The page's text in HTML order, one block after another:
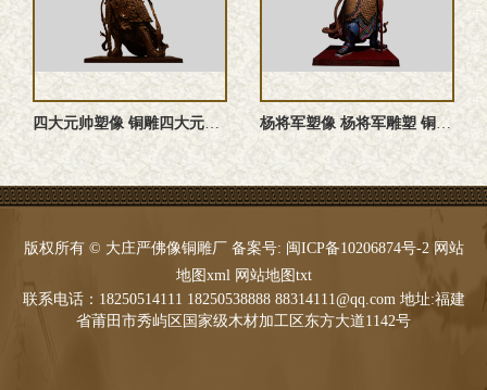
四大元帅塑像 铜雕四大元帅 四大元帅神像 四大元帅雕塑 杨将军塑像 杨将军雕塑 铜雕杨将军塑像 杨将军神像
版权所有 © 大庄严佛像铜雕厂 备案号: 闽ICP备10206874号-2 网站
地图xml 网站地图txt
联系电话：18250514111 18250538888 88314111@qq.com 地址:福建
省莆田市秀屿区国家级木材加工区东方大道1142号